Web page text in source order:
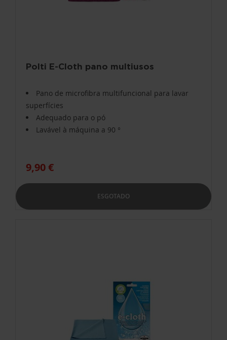
Polti E-Cloth pano multiusos
Pano de microfibra multifuncional para lavar
superfícies
Adequado para o pó
Lavável à máquina a 90 °
9,90 €
ESGOTADO